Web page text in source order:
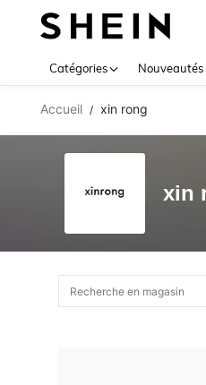
Catégories Nouveautés
Accueil / xin rong
xin